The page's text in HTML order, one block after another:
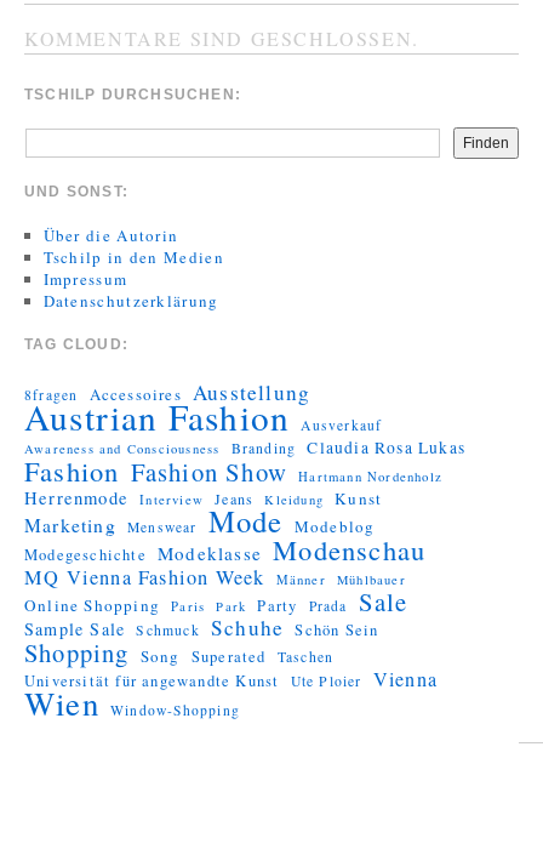
KOMMENTARE SIND GESCHLOSSEN.
TSCHILP DURCHSUCHEN:
Finden
UND SONST:
Über die Autorin
Tschilp in den Medien
Impressum
Datenschutzerklärung
TAG CLOUD:
8fragen Accessoires Ausstellung
Austrian Fashion Ausverkauf
Awareness and Consciousness Branding Claudia Rosa Lukas
Fashion Fashion Show Hartmann Nordenholz
Herrenmode Interview Jeans Kleidung Kunst
Marketing Menswear Mode Modeblog
Modegeschichte Modeklasse Modenschau
MQ Vienna Fashion Week Männer Mühlbauer
Online Shopping Paris Park Party Prada Sale
Sample Sale Schmuck Schuhe Schön Sein
Shopping Song Superated Taschen
Universität für angewandte Kunst Ute Ploier Vienna
Wien Window-Shopping